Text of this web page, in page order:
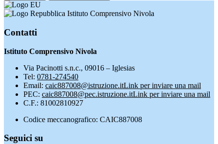
Istituto Comprensivo Nivola
Contatti
Istituto Comprensivo Nivola
Via Pacinotti s.n.c., 09016 – Iglesias
Tel: 0781-274540
Email: caic887008@istruzione.itLink per inviare una mail
PEC: caic887008@pec.istruzione.itLink per inviare una mail
C.F.: 81002810927
Codice meccanografico: CAIC887008
Seguici su